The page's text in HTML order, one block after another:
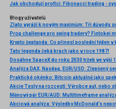
Blogy uživatelů
Prop challenge pro swing tradery? Fintokei
Tato legenda čeká krach jako v roce 1987!
Dosáhne SpaceX do roku 2030 tržeb ve výši
Akcie Tesly na rozcestí: Výrobce aut, nebo
Měnový pár EUR/AUD: Multitimeframe